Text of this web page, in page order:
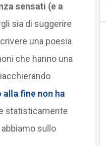
sensati (e a
sia di suggerire
una poesia
che hanno una
fine non ha
statisticamente
sullo